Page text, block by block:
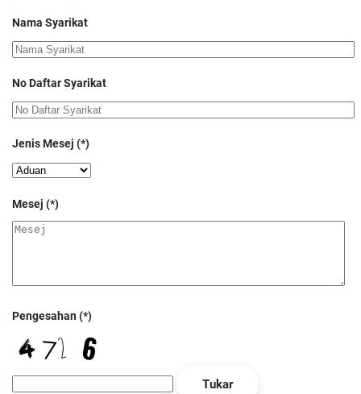
Nama Syarikat
No Daftar Syarikat
Jenis Mesej (*)
Mesej (*)
Pengesahan(*)
Tukar